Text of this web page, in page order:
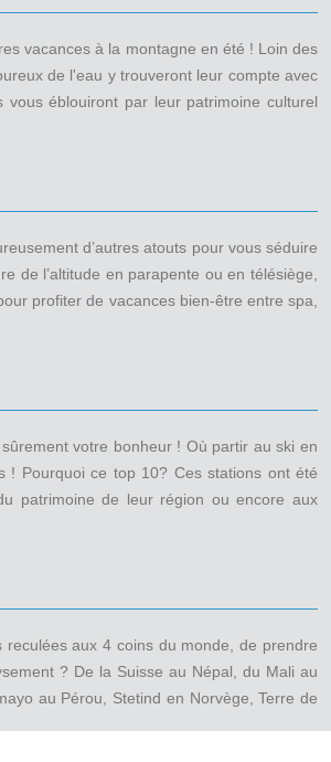
vacances à la montagne en été ! Loin des
de l'eau y trouveront leur compte avec
éblouiront par leur patrimoine culturel
d’autres atouts pour vous séduire
de l’altitude en parapente ou en télésiège,
profiter de vacances bien-être entre spa,
votre bonheur ! Où partir au ski en
! Pourquoi ce top 10? Ces stations ont été
patrimoine de leur région ou encore aux
reculées aux 4 coins du monde, de prendre
? De la Suisse au Népal, du Mali au
au Pérou, Stetind en Norvège, Terre de